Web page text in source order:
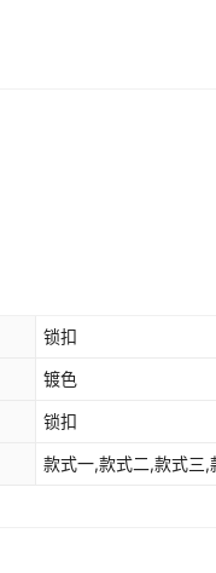
锁扣
镀色
锁扣
款式一,款式二,款式三